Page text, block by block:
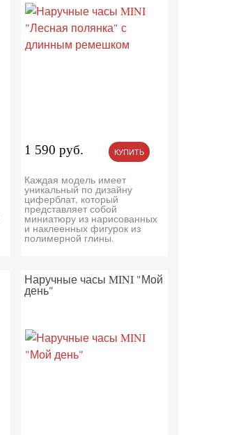
1 590 руб. КУПИТЬ
Каждая модель имеет
уникальный по дизайну
циферблат, который
представляет собой
миниатюру из нарисованных
и наклеенных фигурок из
полимерной глины.
Наручные часы MINI "Мой
день"